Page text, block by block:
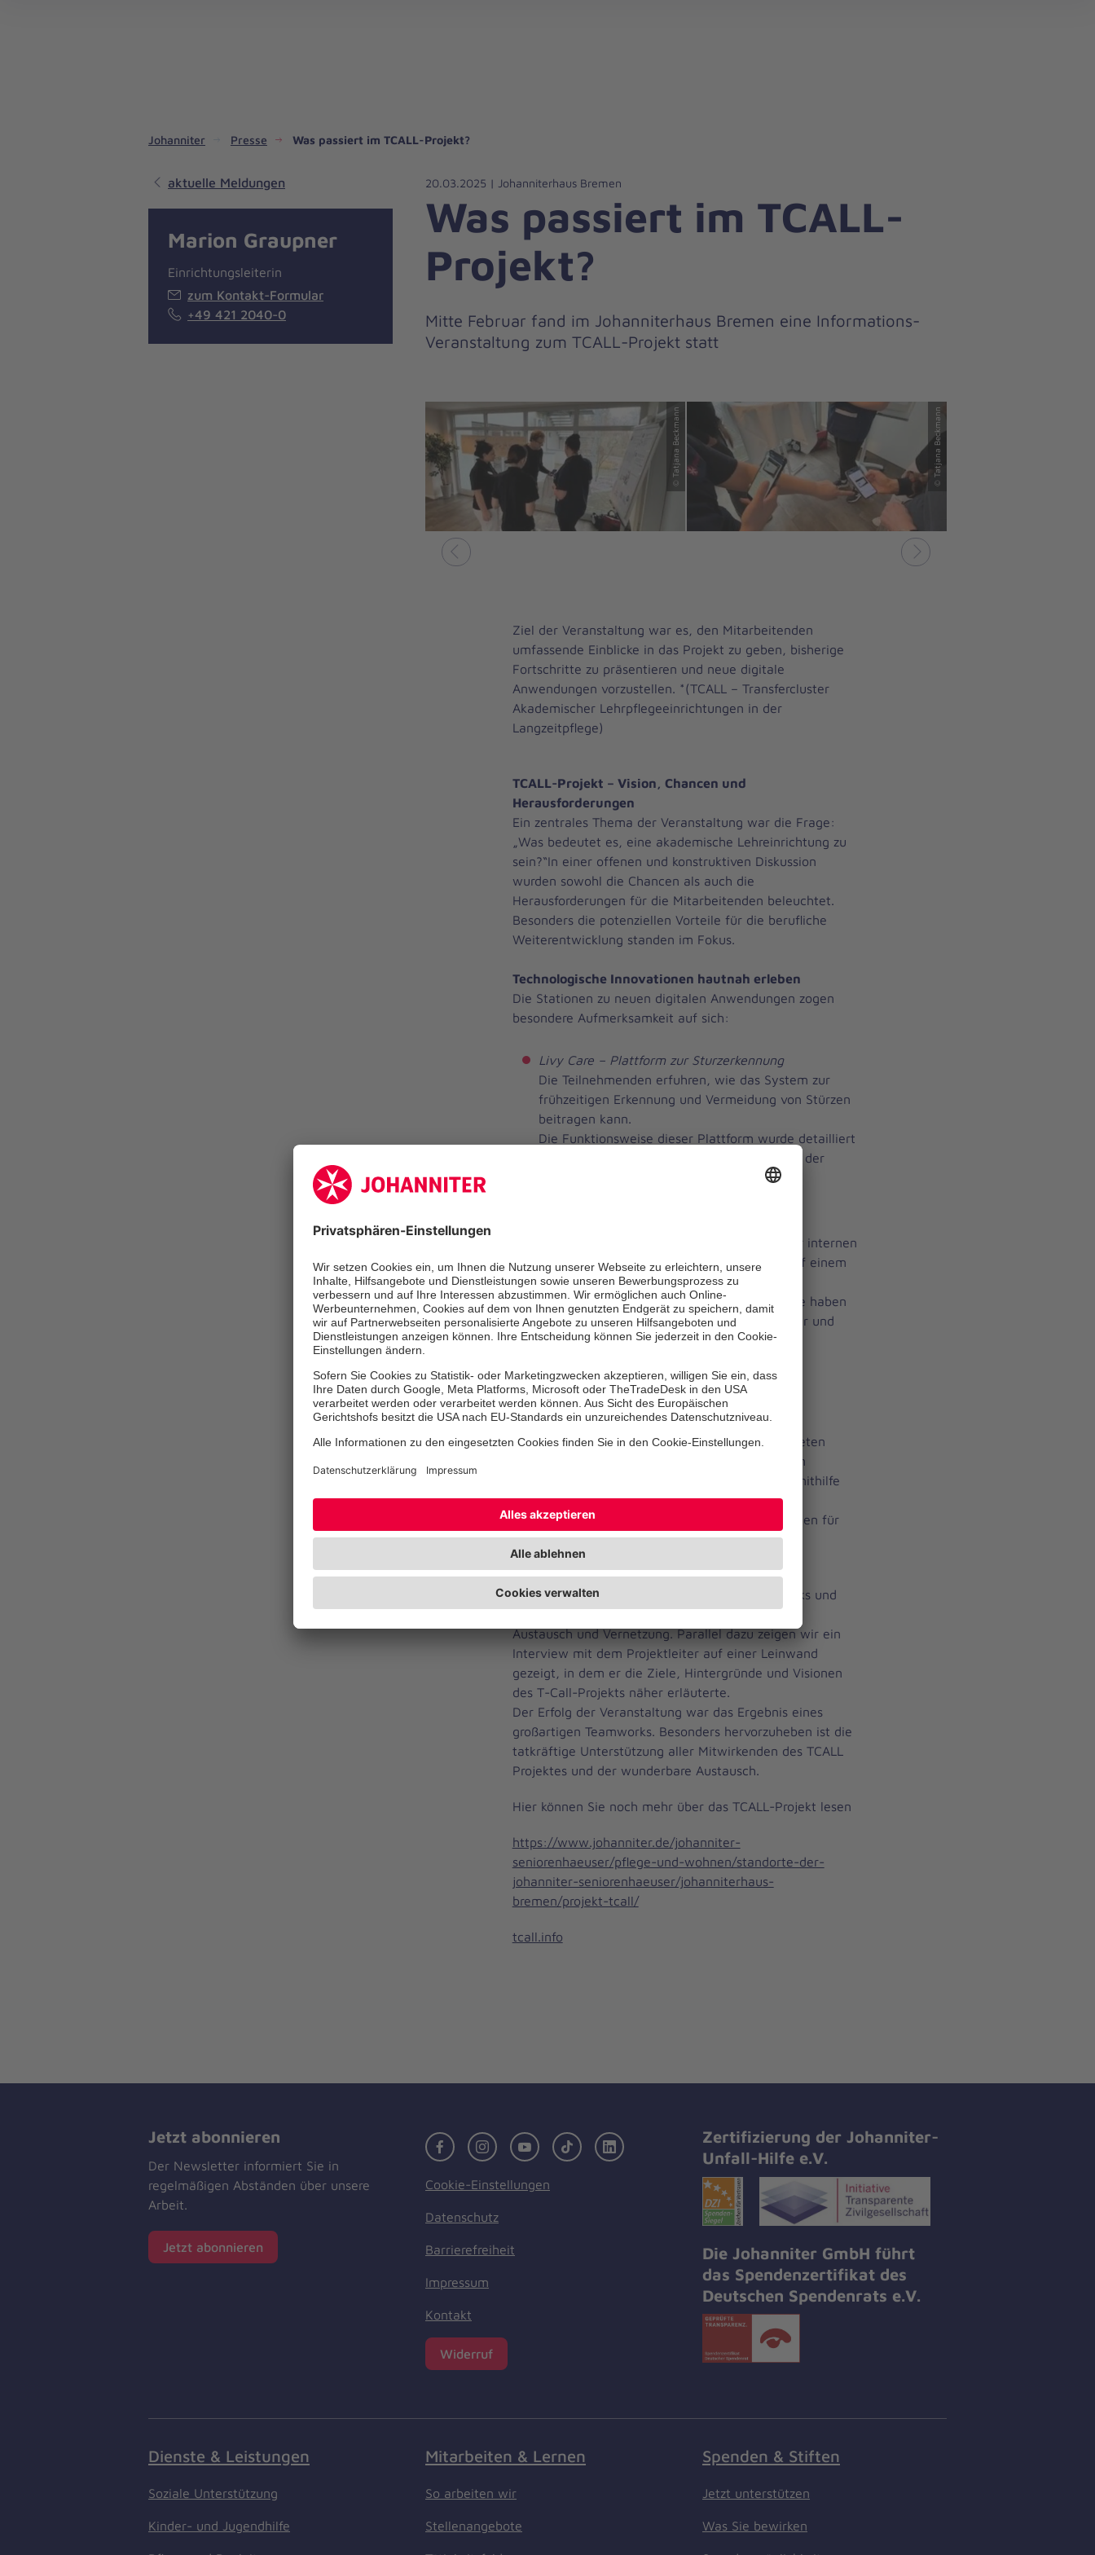
Johanniter Presse Was passiert im TCALL-Projekt?
20.03.2025 | Johanniterhaus Bremen
Was passiert im TCALL-
Projekt?
Mitte Februar fand im Johanniterhaus Bremen eine Informations-
Veranstaltung zum TCALL-Projekt statt
© Tatjana Beckmann © Tatjana Beckmann
Vorheriges Nächstes
Ziel der Veranstaltung war es, den Mitarbeitenden
umfassende Einblicke in das Projekt zu geben, bisherige
Fortschritte zu präsentieren und neue digitale
Anwendungen vorzustellen. *(TCALL – Transfercluster
Akademischer Lehrpflegeeinrichtungen in der
Langzeitpflege)
TCALL-Projekt – Vision, Chancen und
Herausforderungen
Ein zentrales Thema der Veranstaltung war die Frage:
„Was bedeutet es, eine akademische Lehreinrichtung zu
sein?“In einer offenen und konstruktiven Diskussion
wurden sowohl die Chancen als auch die
Herausforderungen für die Mitarbeitenden beleuchtet.
Besonders die potenziellen Vorteile für die berufliche
Weiterentwicklung standen im Fokus.
Technologische Innovationen hautnah erleben
Die Stationen zu neuen digitalen Anwendungen zogen
besondere Aufmerksamkeit auf sich:
Livy Care – Plattform zur Sturzerkennung
Die Teilnehmenden erfuhren, wie das System zur
frühzeitigen Erkennung und Vermeidung von Stürzen
beitragen kann.
Die Funktionsweise dieser Plattform wurde detailliert
erklärt. Ab Mitte März wird dieses System in der
Die Mitarbeitenden konnten die Mila App zur internen
Kommunikation und Wissenserweiterung auf einem
Smartphone testen und sich
mit den APP-Entwicklern austauschen. Diese haben
die Fragen und Anmerkungen der Mitarbeiter und
Mitarbeiterinnen als Anregung für
Lerninsel – praxisnah, erreichbar und effektiv
Ein weiterer Schwerpunkt lag auf der eingerichteten
Lerninsel, die als zentraler Ort für das Lernen am
Arbeitsplatz dient. Hier können Lernsituationen mithilfe
von Lernvideos per Aktivierung eines QR-Codes
ausprobiert werden. Konkrete Lernwünsche wurden für
zukünftiges gemeinsames Lernen gesammelt.
Austausch und Genuss im Pavillon
Im Pavillon wurden die Teilnehmenden mit Snacks und
Austausch und Vernetzung. Parallel dazu zeigen wir ein
Interview mit dem Projektleiter auf einer Leinwand
gezeigt, in dem er die Ziele, Hintergründe und Visionen
des T-Call-Projekts näher erläuterte.
Der Erfolg der Veranstaltung war das Ergebnis eines
großartigen Teamworks. Besonders hervorzuheben ist die
tatkräftige Unterstützung aller Mitwirkenden des TCALL
Projektes und der wunderbare Austausch.
Hier können Sie noch mehr über das TCALL-Projekt lesen
https://www.johanniter.de/johanniter-
seniorenhaeuser/pflege-und-wohnen/standorte-der-
johanniter-seniorenhaeuser/johanniterhaus-
bremen/projekt-tcall/
tcall.info
aktuelle Meldungen
Marion Graupner
Einrichtungsleiterin
zum Kontakt-Formular
+49 421 2040-0
Jetzt abonnieren
Der Newsletter informiert Sie in
regelmäßigen Abständen über unsere
Arbeit.
Jetzt abonnieren
FacebookInstagramYoutubeTikTok LinkedIn
Cookie-Einstellungen
Datenschutz
Barrierefreiheit
Impressum
Kontakt
Widerruf
Zertifizierung der Johanniter-
Unfall-Hilfe e.V.
Die Johanniter GmbH führt
das Spendenzertifikat des
Deutschen Spendenrats e.V.
Dienste & Leistungen
Soziale Unterstützung
Kinder- und Jugendhilfe
Mitarbeiten & Lernen
So arbeiten wir
Stellenangebote
Spenden & Stiften
Jetzt unterstützen
Was Sie bewirken